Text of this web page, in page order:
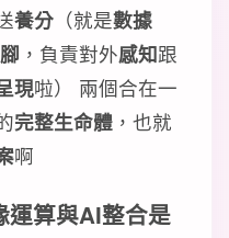
養分 （就是數據
，負責對外感知跟
現啦） 兩個合在一
完整生命體 ，也就
啊
運算與AI整合是